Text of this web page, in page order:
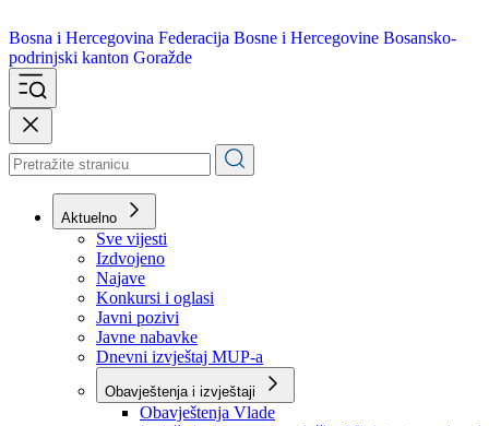
Bosna i Hercegovina
podrinjski kanton Goražde
Aktuelno
Sve vijesti
Izdvojeno
Najave
Konkursi i oglasi
Javni pozivi
Javne nabavke
Dnevni izvještaj MUP-a